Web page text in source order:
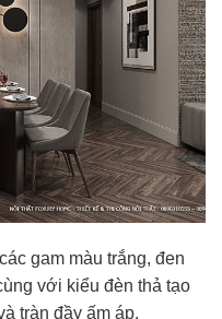
gam màu trắng, đen
với kiểu đèn thả tạo
tràn đầy ấm áp.